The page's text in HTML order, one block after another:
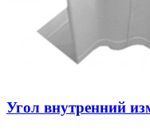
Угол внутренний